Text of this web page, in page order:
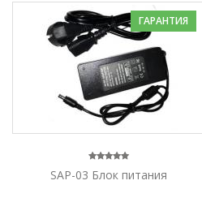
ГАРАНТИЯ
SAP-03 Блок питания